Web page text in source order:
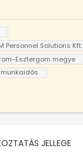
Personnel Solutions Kft.
Esztergom megye
JELLEGE